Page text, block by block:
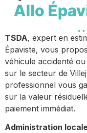
Allo
TSDA, expert en
Épaviste, vous
véhicule accidenté
sur le secteur de
professionnel vous
sur la valeur
paiement immédiat.
Administration